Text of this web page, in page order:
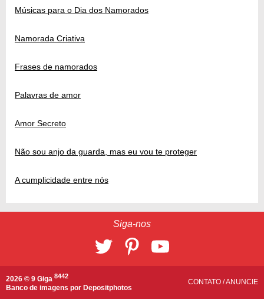
Músicas para o Dia dos Namorados
Namorada Criativa
Frases de namorados
Palavras de amor
Amor Secreto
Não sou anjo da guarda, mas eu vou te proteger
A cumplicidade entre nós
Siga-nos
2026 © 9 Giga 8442
Banco de imagens por Depositphotos
CONTATO /ANUNCIE